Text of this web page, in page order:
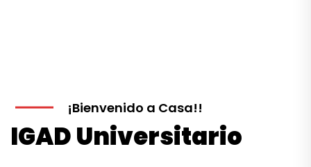
¡Bienvenido a Casa!!
IGAD Universitario